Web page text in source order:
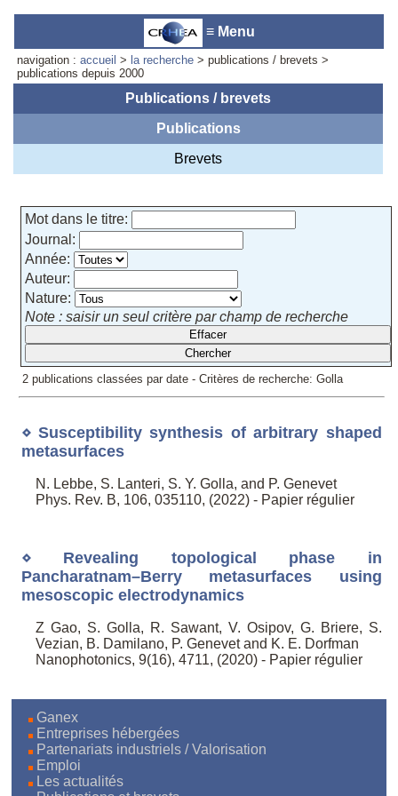
≡ Menu
navigation :accueil > la recherche > publications / brevets >
publications depuis 2000
Publications / brevets
Publications
Brevets
Mot dans le titre:
Journal:
Année:
Auteur:
Nature:
Note : saisir un seul critère par champ de recherche
2 publications classées par date - Critères de recherche: Golla
⋄ Susceptibility synthesis of arbitrary shaped
metasurfaces
N. Lebbe, S. Lanteri, S. Y. Golla, and P. Genevet
Phys. Rev. B, 106, 035110, (2022) - Papier régulier
⋄ Revealing topological phase in
Pancharatnam–Berry metasurfaces using
mesoscopic electrodynamics
Z Gao, S. Golla, R. Sawant, V. Osipov, G. Briere, S.
Vezian, B. Damilano, P. Genevet and K. E. Dorfman
Nanophotonics, 9(16), 4711, (2020) - Papier régulier
Ganex
Entreprises hébergées
Partenariats industriels / Valorisation
Emploi
Les actualités
Accueil du laboratoire :
Marie Cornuet
Téléphone: +33 4 93 95 42 00